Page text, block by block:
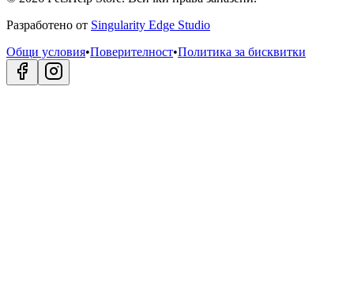
Разработено от Singularity Edge Studio
Общи условия•Поверителност•Политика за бисквитки